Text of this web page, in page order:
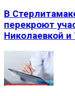
В
перекроют
Николаевкой